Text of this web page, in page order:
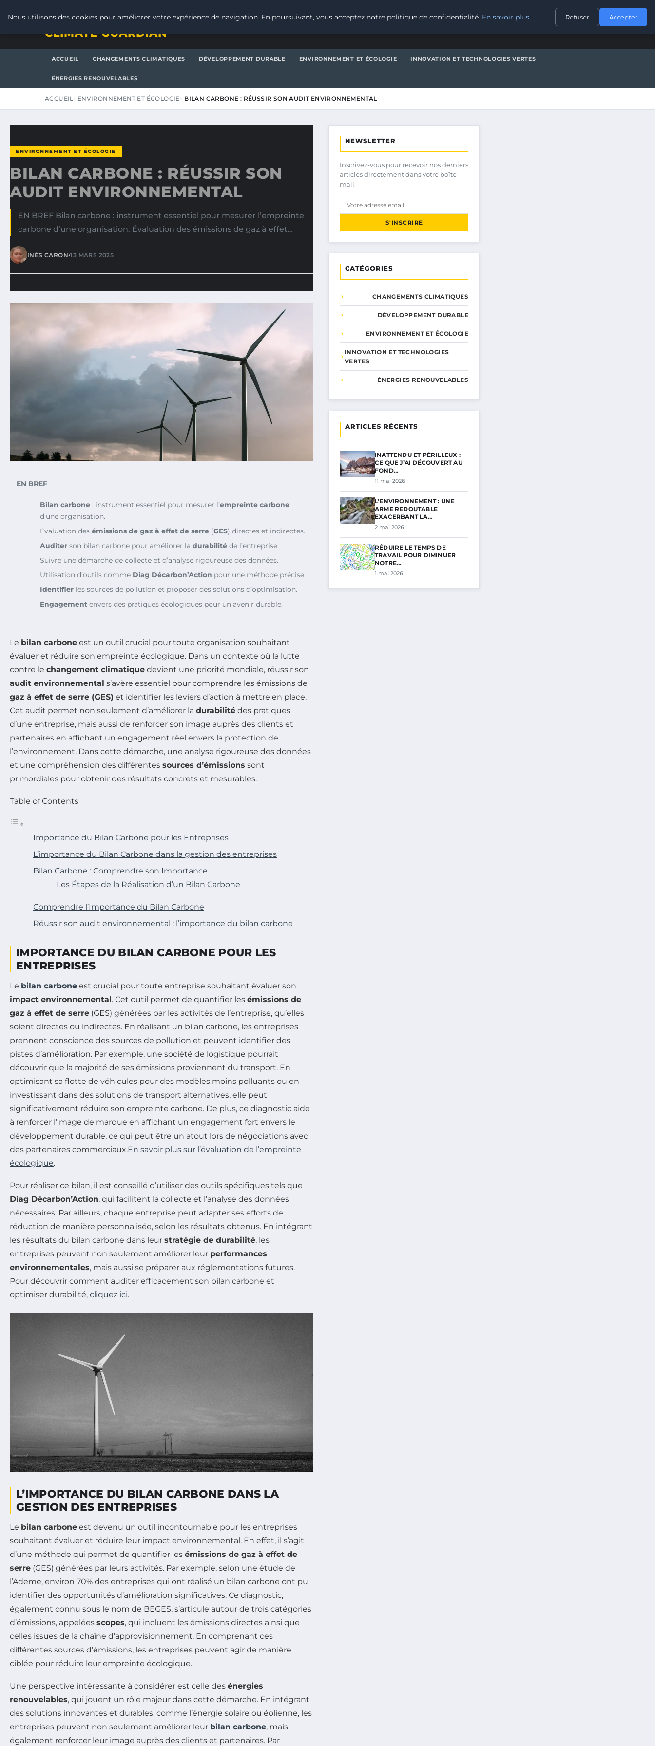
CONTACT
CLIMATE GUARDIAN
ACCUEIL CHANGEMENTS CLIMATIQUES DÉVELOPPEMENT DURABLE ENVIRONNEMENT ET ÉCOLOGIE INNOVATION ET TECHNOLOGIES VERTES
ÉNERGIES RENOUVELABLES
ACCUEIL ENVIRONNEMENT ET ÉCOLOGIE BILAN CARBONE : RÉUSSIR SON AUDIT ENVIRONNEMENTAL
ENVIRONNEMENT ET ÉCOLOGIE
BILAN CARBONE : RÉUSSIR SON
AUDIT ENVIRONNEMENTAL
EN BREF Bilan carbone : instrument essentiel pour mesurer l’empreinte
carbone d’une organisation. Évaluation des émissions de gaz à effet…
INÈS CARON•13 MARS 2025
EN BREF
Bilan carbone : instrument essentiel pour mesurer l’empreinte carbone
d’une organisation.
Évaluation des émissions de gaz à effet de serre (GES) directes et indirectes.
Auditer son bilan carbone pour améliorer la durabilité de l’entreprise.
Suivre une démarche de collecte et d’analyse rigoureuse des données.
Utilisation d’outils comme Diag Décarbon’Action pour une méthode précise.
Identifier les sources de pollution et proposer des solutions d’optimisation.
Engagement envers des pratiques écologiques pour un avenir durable.
Le bilan carbone est un outil crucial pour toute organisation souhaitant
évaluer et réduire son empreinte écologique. Dans un contexte où la lutte
contre le changement climatique devient une priorité mondiale, réussir son
audit environnemental s’avère essentiel pour comprendre les émissions de
gaz à effet de serre (GES) et identifier les leviers d’action à mettre en place.
Cet audit permet non seulement d’améliorer la durabilité des pratiques
d’une entreprise, mais aussi de renforcer son image auprès des clients et
partenaires en affichant un engagement réel envers la protection de
l’environnement. Dans cette démarche, une analyse rigoureuse des données
et une compréhension des différentes sources d’émissions sont
primordiales pour obtenir des résultats concrets et mesurables.
Table of Contents
Importance du Bilan Carbone pour les Entreprises
L’importance du Bilan Carbone dans la gestion des entreprises
Bilan Carbone : Comprendre son Importance
Les Étapes de la Réalisation d’un Bilan Carbone
Comprendre l’Importance du Bilan Carbone
Réussir son audit environnemental : l’importance du bilan carbone
IMPORTANCE DU BILAN CARBONE POUR LES
ENTREPRISES
Le bilan carbone est crucial pour toute entreprise souhaitant évaluer son
impact environnemental. Cet outil permet de quantifier les émissions de
gaz à effet de serre (GES) générées par les activités de l’entreprise, qu’elles
soient directes ou indirectes. En réalisant un bilan carbone, les entreprises
prennent conscience des sources de pollution et peuvent identifier des
pistes d’amélioration. Par exemple, une société de logistique pourrait
découvrir que la majorité de ses émissions proviennent du transport. En
optimisant sa flotte de véhicules pour des modèles moins polluants ou en
investissant dans des solutions de transport alternatives, elle peut
significativement réduire son empreinte carbone. De plus, ce diagnostic aide
à renforcer l’image de marque en affichant un engagement fort envers le
développement durable, ce qui peut être un atout lors de négociations avec
des partenaires commerciaux.En savoir plus sur l’évaluation de l’empreinte
écologique.
Pour réaliser ce bilan, il est conseillé d’utiliser des outils spécifiques tels que
Diag Décarbon’Action, qui facilitent la collecte et l’analyse des données
nécessaires. Par ailleurs, chaque entreprise peut adapter ses efforts de
réduction de manière personnalisée, selon les résultats obtenus. En intégrant
les résultats du bilan carbone dans leur stratégie de durabilité, les
entreprises peuvent non seulement améliorer leur performances
environnementales, mais aussi se préparer aux réglementations futures.
Pour découvrir comment auditer efficacement son bilan carbone et
optimiser durabilité, cliquez ici.
L’IMPORTANCE DU BILAN CARBONE DANS LA
GESTION DES ENTREPRISES
Le bilan carbone est devenu un outil incontournable pour les entreprises
souhaitant évaluer et réduire leur impact environnemental. En effet, il s’agit
d’une méthode qui permet de quantifier les émissions de gaz à effet de
serre (GES) générées par leurs activités. Par exemple, selon une étude de
l’Ademe, environ 70% des entreprises qui ont réalisé un bilan carbone ont pu
identifier des opportunités d’amélioration significatives. Ce diagnostic,
également connu sous le nom de BEGES, s’articule autour de trois catégories
d’émissions, appelées scopes, qui incluent les émissions directes ainsi que
celles issues de la chaîne d’approvisionnement. En comprenant ces
différentes sources d’émissions, les entreprises peuvent agir de manière
ciblée pour réduire leur empreinte écologique.
Une perspective intéressante à considérer est celle des énergies
renouvelables, qui jouent un rôle majeur dans cette démarche. En intégrant
des solutions innovantes et durables, comme l’énergie solaire ou éolienne, les
entreprises peuvent non seulement améliorer leur bilan carbone, mais
également renforcer leur image auprès des clients et partenaires. Par
NEWSLETTER
Inscrivez-vous pour recevoir nos derniers
articles directement dans votre boîte
mail.
S'INSCRIRE
CATÉGORIES
CHANGEMENTS CLIMATIQUES
DÉVELOPPEMENT DURABLE
ENVIRONNEMENT ET ÉCOLOGIE
INNOVATION ET TECHNOLOGIES
VERTES
ÉNERGIES RENOUVELABLES
ARTICLES RÉCENTS
INATTENDU ET PÉRILLEUX :
CE QUE J’AI DÉCOUVERT AU
FOND…
11 mai 2026
L’ENVIRONNEMENT : UNE
ARME REDOUTABLE
EXACERBANT LA…
2 mai 2026
RÉDUIRE LE TEMPS DE
TRAVAIL POUR DIMINUER
NOTRE…
1 mai 2026
Nous utilisons des cookies pour améliorer votre expérience de navigation. En poursuivant, vous acceptez notre politique de confidentialité. En savoir plus Refuser Accepter